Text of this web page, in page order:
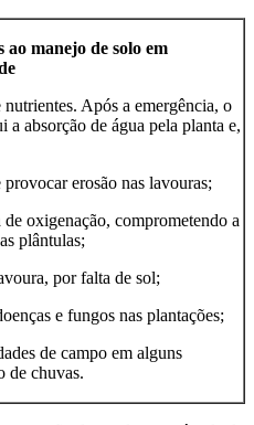
ao manejo de solo em
Após a emergência, o
absorção de água pela planta e,
erosão nas lavouras;
oxigenação, comprometendo a
plântulas;
por falta de sol;
e fungos nas plantações;
de campo em alguns
de chuvas.